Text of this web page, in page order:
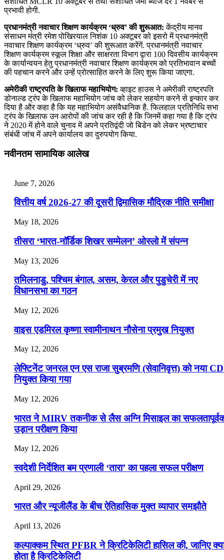
प्रभावी होगी.
प्रधानमंत्री नवाचार शिक्षण कार्यक्रम ‘ध्रुव’ की शुरूआत: केंद्रीय मानव
संसाधन मंत्री रमेश पोखिरयाल निशंक 10 अक्टूबर को इसरो में प्रधानमंत्री
नवाचार शिक्षण कार्यक्रम ‘ध्रुव’ की शुरूआत करेंगें. प्रधानमंत्री नवाचार
शिक्षण कार्यक्रम स्‍कूल शिक्षा और साक्षरता विभाग द्वारा 100 दिवसीय कार्यक्रम
के कार्यान्‍वयन हेतु प्रधानमंत्री नवाचार शिक्षण कार्यक्रम को प्रतिभावान बच्‍चों
की पहचान करने और उन्‍हें प्रोत्‍साहित करने के लिए शुरू किया जाएगा.
अमेरीकी राष्ट्रपति के खिलाफ महाभियोग: व्हाइट हाउस ने अमेरीकी राष्ट्रपति
डोनाल्ड ट्रंप के खिलाफ महाभियोग जांच को लेकर सहयोग करने से इन्कार कर
दिया है और कहा है कि यह महाभियोग असंवैधानिक है. फिलहाल प्रतिनिधि सभा
ट्रंप के खिलाफ उन आरोपों की जांच कर रही है कि जिनमें कहा गया है कि ट्रंप
ने 2020 में होने वाले चुनाव में अपने प्रतिद्वंदी जो बिडेन को लेकर भ्रष्टाचार
संबंधी जांच में अपने कार्यालय का दुरुपयोग किया.
नवीनतम सामायिक आलेख
June 7, 2026
वित्तीय वर्ष 2026-27 की दूसरी द्विमासिक मौद्रिक नीति समीक्षा
May 18, 2026
तीसरा ‘भारत-नॉर्डिक शिखर सम्मेलन’ ओस्लो में संपन्न
May 13, 2026
तमिलनाडु, पश्चिम बंगाल, असम, केरल और पुडुचेरी में नए
विधानसभा का गठन
May 12, 2026
वाइस एडमिरल कृष्णा स्वामीनाथन नौसेना प्रमुख नियुक्त
May 12, 2026
लेफ्टिनेंट जनरल एन एस राजा सुब्रमणि (सेवानिवृत्त) को नया
नियुक्त किया गया
May 12, 2026
भारत ने MIRV तकनीक से लैस अग्नि मिसाइल का
उड़ान परीक्षण किया
May 12, 2026
स्वदेशी निर्देशित बम प्रणाली ‘तारा’ का पहला सफल परीक्षण
April 29, 2026
भारत और न्यूजीलैंड के बीच ऐतिहासिक मुक्त व्यापार समझौते
April 13, 2026
कल्पाक्कम स्थित PFBR ने क्रिटिकेलिटी हासिल की, जानिए
होता है क्रिटिकेलिटी